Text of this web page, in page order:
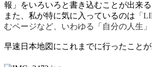
報」をいろいろと書き込むことが出来る
また、私が特に気に入っているのは 「
むページなど、いわゆる「自分の人生
早速日本地図にこれまでに行ったこと